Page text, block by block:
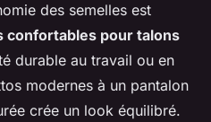
des semelles est
confortables pour talons
durable au travail ou en
modernes à un pantalon
crée un look équilibré.